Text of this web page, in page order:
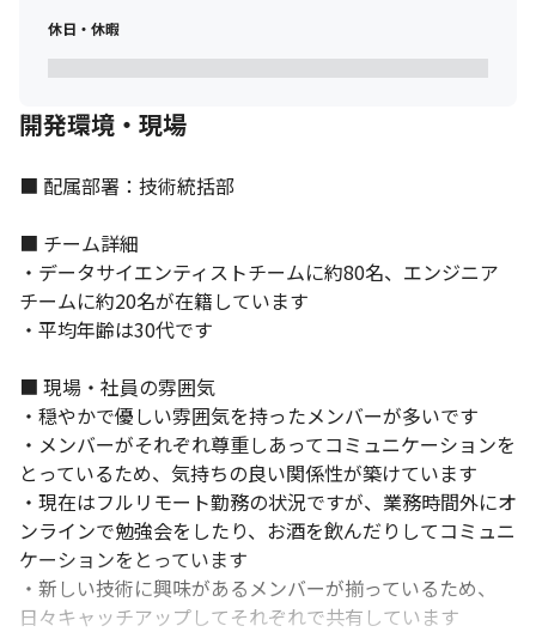
休日・休暇
開発環境・現場
■ 配属部署：技術統括部
■ チーム詳細
・データサイエンティストチームに約80名、エンジニア
チームに約20名が在籍しています
・平均年齢は30代です
■ 現場・社員の雰囲気
・穏やかで優しい雰囲気を持ったメンバーが多いです
・メンバーがそれぞれ尊重しあってコミュニケーションを
とっているため、気持ちの良い関係性が築けています
・現在はフルリモート勤務の状況ですが、業務時間外にオ
ンラインで勉強会をしたり、お酒を飲んだりしてコミュニ
ケーションをとっています
・新しい技術に興味があるメンバーが揃っているため、
日々キャッチアップしてそれぞれで共有しています